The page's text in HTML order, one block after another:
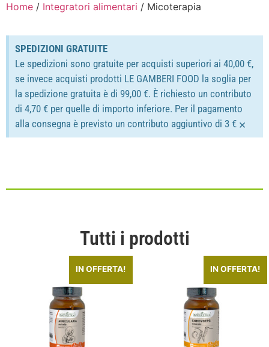
Home / Integratori alimentari / Micoterapia
SPEDIZIONI GRATUITE
Le spedizioni sono gratuite per acquisti superiori ai 40,00 €,
se invece acquisti prodotti LE GAMBERI FOOD la soglia per
la spedizione gratuita è di 99,00 €. È richiesto un contributo
di 4,70 € per quelle di importo inferiore. Per il pagamento
alla consegna è previsto un contributo aggiuntivo di 3 € ×
Tutti i prodotti
IN OFFERTA! IN OFFERTA!